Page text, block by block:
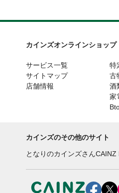
カインズオンラインショップ
サービス一覧
サイトマップ
店舗情報
特
古
酒
家
カインズのその他のサイト
となりのカインズさんCAINZ